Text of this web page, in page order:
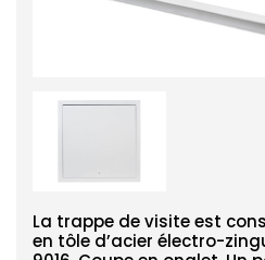
La trappe de visite est
en tôle d’acier électro-